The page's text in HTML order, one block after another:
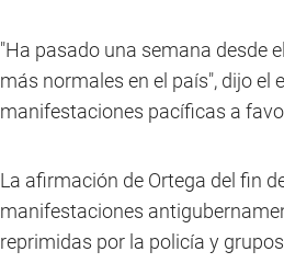
"Ha pasado una semana desde
más normales en el país", dijo el
manifestaciones pacíficas a
La afirmación de Ortega del fin
manifestaciones
reprimidas por la policía y